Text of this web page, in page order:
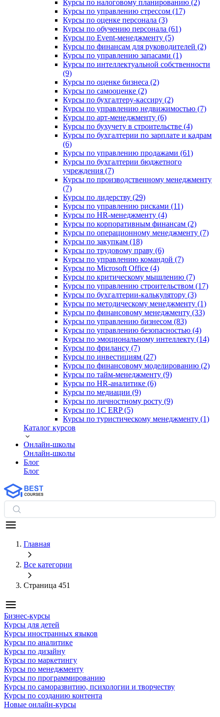
Курсы по налоговому планированию (2)
Курсы по управлению стрессом (17)
Курсы по оценке персонала (3)
Курсы по обучению персонала (61)
Курсы по Event-менеджменту (5)
Курсы по финансам для руководителей (2)
Курсы по управлению запасами (1)
Курсы по интеллектуальной собственности
(9)
Курсы по оценке бизнеса (2)
Курсы по самооценке (2)
Курсы по бухгалтеру-кассиру (2)
Курсы по управлению недвижимостью (7)
Курсы по арт-менеджменту (6)
Курсы по бухучету в строительстве (4)
Курсы по бухгалтерии по зарплате и кадрам
(6)
Курсы по управлению продажами (61)
Курсы по бухгалтерии бюджетного
учреждения (7)
Курсы по производственному менеджменту
(7)
Курсы по лидерству (29)
Курсы по управлению рисками (11)
Курсы по HR-менеджменту (4)
Курсы по корпоративным финансам (2)
Курсы по операционному менеджменту (7)
Курсы по закупкам (18)
Курсы по трудовому праву (6)
Курсы по управлению командой (7)
Курсы по Microsoft Office (4)
Курсы по критическому мышлению (7)
Курсы по управлению строительством (17)
Курсы по бухгалтерии-калькулятору (3)
Курсы по методическому менеджменту (1)
Курсы по финансовому менеджменту (33)
Курсы по управлению бизнесом (83)
Курсы по управлению безопасностью (4)
Курсы по эмоциональному интеллекту (14)
Курсы по фрилансу (7)
Курсы по инвестициям (27)
Курсы по финансовому моделированию (2)
Курсы по тайм-менеджменту (9)
Курсы по HR-аналитике (6)
Курсы по медиации (9)
Курсы по личностному росту (9)
Курсы по 1С ERP (5)
Курсы по туристическому менеджменту (1)
Каталог курсов
Онлайн-школы
Онлайн-школы
Блог
Блог
Главная
Все категории
Страница 451
Бизнес-курсы
Курсы для детей
Курсы иностранных языков
Курсы по аналитике
Курсы по дизайну
Курсы по маркетингу
Курсы по менеджменту
Курсы по программированию
Курсы по саморазвитию, психологии и творчеству
Курсы по созданию контента
Новые онлайн‑курсы